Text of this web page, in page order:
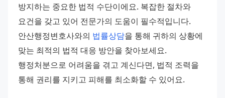
방지하는 중요한 법적 수단이에요. 복잡한 절차와
요건을 갖고 있어 전문가의 도움이 필수적입니다.
안산행정변호사와의 법률상담을 통해 귀하의 상황에
맞는 최적의 법적 대응 방안을 찾아보세요.
행정처분으로 어려움을 겪고 계신다면, 법적 조력을
통해 권리를 지키고 피해를 최소화할 수 있어요.